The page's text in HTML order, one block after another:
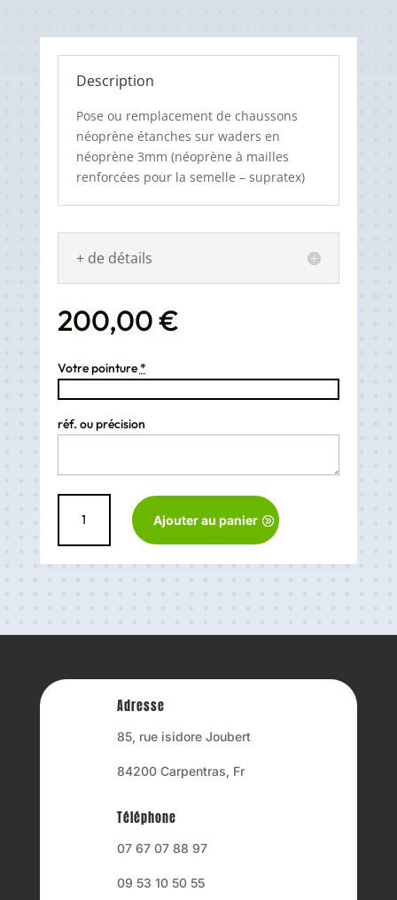
Description
Pose ou remplacement de chaussons
néoprène étanches sur waders en
néoprène 3mm (néoprène à mailles
renforcées pour la semelle – supratex)
+ de détails
200,00€
Votre pointure*
réf. ou précision
Chausson
sur
Ajouter au panier
Adresse
85, rue isidore Joubert
84200 Carpentras, Fr
Téléphone
07 67 07 88 97
09 53 10 50 55